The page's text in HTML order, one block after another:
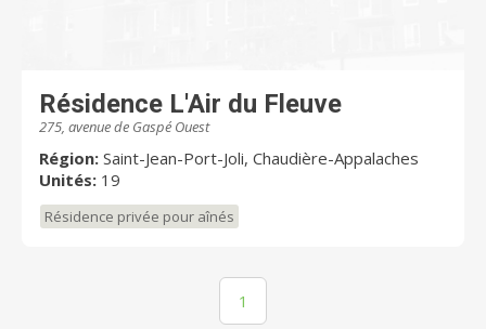
Résidence L'Air du Fleuve
275, avenue de Gaspé Ouest
Région: Saint-Jean-Port-Joli, Chaudière-Appalaches
Unités: 19
Résidence privée pour aînés
1